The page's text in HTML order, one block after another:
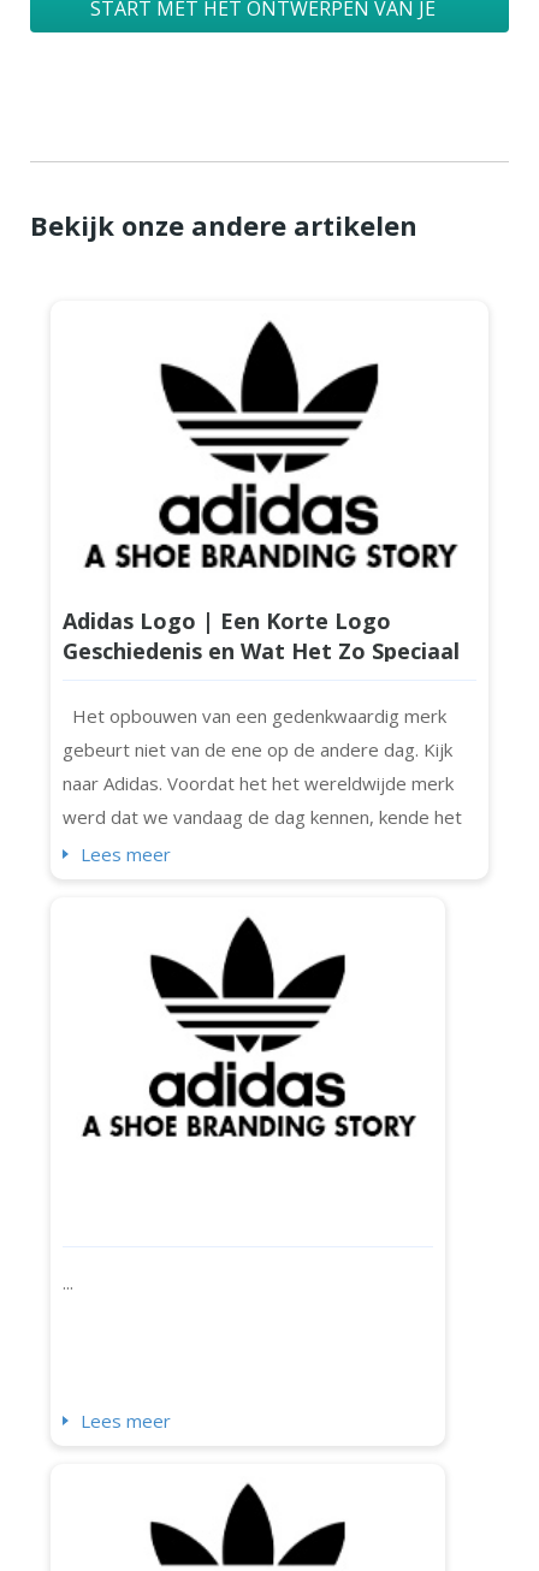
START MET HET ONTWERPEN VAN JE
Bekijk onze andere artikelen
Adidas Logo | Een Korte Logo
Geschiedenis en Wat Het Zo Speciaal
Maakt
Het opbouwen van een gedenkwaardig merk
gebeurt niet van de ene op de andere dag. Kijk
naar Adidas. Voordat het het wereldwijde merk
werd dat we vandaag de dag kennen, kende het
bescheiden begin en een kleurrijk verhaal. Adidas
En als je je ooit afvraagt hoe het in de loop der
tijd is veranderd, bekijk dan dit artikel. Laten we
ontdekken hoe het logo is...
Lees meer
...
Lees meer